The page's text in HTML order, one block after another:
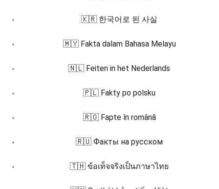
🇰🇷 한국어로 된 사실
🇲🇾 Fakta dalam Bahasa Melayu
🇳🇱 Feiten in het Nederlands
🇵🇱 Fakty po polsku
🇷🇴 Fapte în română
🇷🇺 Факты на русском
🇹🇭 ข้อเท็จจริงเป็นภาษาไทย